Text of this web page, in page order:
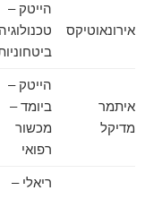
אירונאוטיקס
הייטק –
טכנולוגיה –
ביטחוניות
איתמר
מדיקל
הייטק –
ביומד –
מכשור
רפואי
ריאלי –